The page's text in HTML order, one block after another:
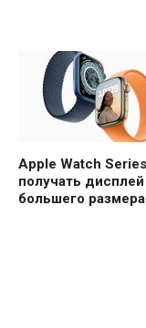
Apple Watch
получать дисплей
большего размера